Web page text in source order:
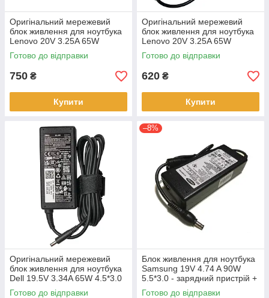
Оригінальний мережевий
блок живлення для ноутбука
Lenovo 20V 3.25A 65W
square USB прямокутний без
кабеля 220V
Готово до відправки
750 ₴
Купити
Оригінальний мережевий
блок живлення для ноутбука
Lenovo 20V 3.25A 65W
5.5*2.5mm прямокутний без
кабеля 220V
Готово до відправки
620 ₴
Купити
Оригінальний мережевий
блок живлення для ноутбука
Dell 19.5V 3.34A 65W 4.5*3.0
mm прямокутний
Готово до відправки
–8%
Блок живлення для ноутбука
Samsung 19V 4.74 A 90W
5.5*3.0 - зарядний пристрій +
кабель 220B
Готово до відправки